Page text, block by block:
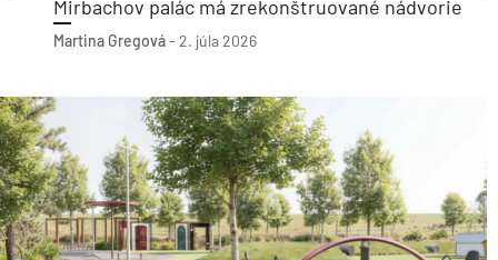
Mirbachov palác má zrekonštruované nádvorie
Martina Gregová- 2. júla 2026